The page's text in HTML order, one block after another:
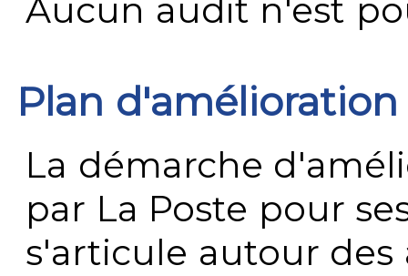
Aucun audit n'est
Plan
La démarche
par La Poste pour
s'articule autour des